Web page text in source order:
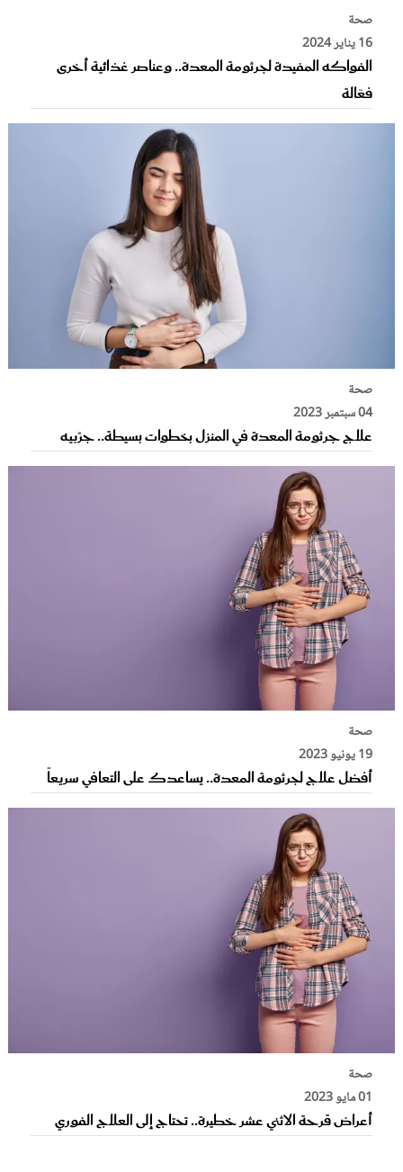
صحة
16 يناير 2024
الفواكه المفيدة لجرثومة المعدة.. وعناصر غذائية أخرى
فعّالة
صحة
04 سبتمبر 2023
علاج جرثومة المعدة في المنزل بخطوات بسيطة.. جرِّبيه
صحة
19 يونيو 2023
أفضل علاج لجرثومة المعدة.. يساعدك على التعافي سريعاً
صحة
01 مايو 2023
أعراض قرحة الاثني عشر خطيرة.. تحتاج إلى العلاج الفوري